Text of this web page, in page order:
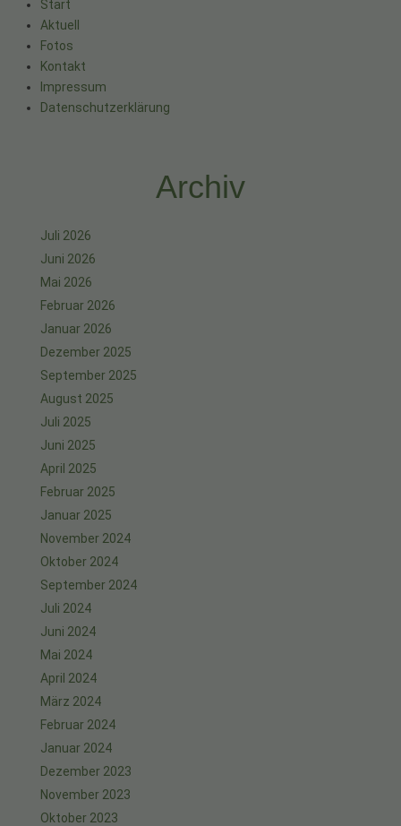
Start
Aktuell
Fotos
Kontakt
Impressum
Datenschutzerklärung
Archiv
Juli 2026
Juni 2026
Mai 2026
Februar 2026
Januar 2026
Dezember 2025
September 2025
August 2025
Juli 2025
Juni 2025
April 2025
Februar 2025
Januar 2025
November 2024
Oktober 2024
September 2024
Juli 2024
Juni 2024
Mai 2024
April 2024
März 2024
Februar 2024
Januar 2024
Dezember 2023
November 2023
Oktober 2023